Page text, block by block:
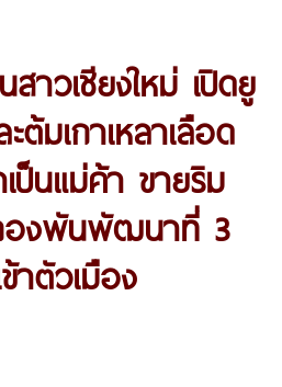
สาวเชียงใหม่ เปิดยู
ต้มเกาเหลาเลือด
ป็นแม่ค้า ขายริม
องพันพัฒนาที่ 3
าตัวเมือง